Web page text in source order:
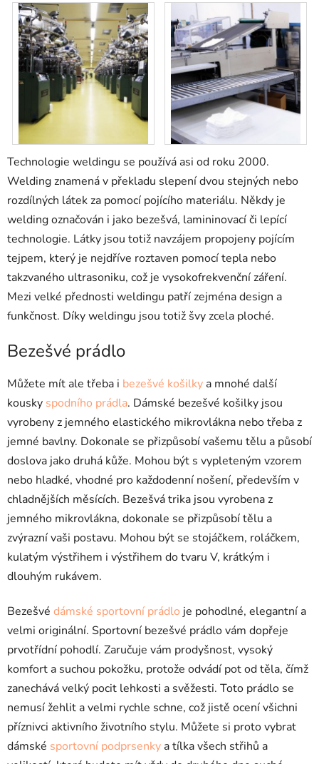
Technologie weldingu se používá asi od roku 2000.
Welding znamená v překladu slepení dvou stejných nebo
rozdílných látek za pomocí pojícího materiálu. Někdy je
welding označován i jako bezešvá, lamininovací či lepící
technologie. Látky jsou totiž navzájem propojeny pojícím
tejpem, který je nejdříve roztaven pomocí tepla nebo
takzvaného ultrasoniku, což je vysokofrekvenční záření.
Mezi velké přednosti weldingu patří zejména design a
funkčnost. Díky weldingu jsou totiž švy zcela ploché.
Bezešvé prádlo
Můžete mít ale třeba i bezešvé košilky a mnohé další
kousky spodního prádla. Dámské bezešvé košilky jsou
vyrobeny z jemného elastického mikrovlákna nebo třeba z
jemné bavlny. Dokonale se přizpůsobí vašemu tělu a působí
doslova jako druhá kůže. Mohou být s vypleteným vzorem
nebo hladké, vhodné pro každodenní nošení, především v
chladnějších měsících. Bezešvá trika jsou vyrobena z
jemného mikrovlákna, dokonale se přizpůsobí tělu a
zvýrazní vaši postavu. Mohou být se stojáčkem, roláčkem,
kulatým výstřihem i výstřihem do tvaru V, krátkým i
dlouhým rukávem.
Bezešvé dámské sportovní prádlo je pohodlné, elegantní a
velmi originální. Sportovní bezešvé prádlo vám dopřeje
prvotřídní pohodlí. Zaručuje vám prodyšnost, vysoký
komfort a suchou pokožku, protože odvádí pot od těla, čímž
zanechává velký pocit lehkosti a svěžesti. Toto prádlo se
nemusí žehlit a velmi rychle schne, což jistě ocení všichni
příznivci aktivního životního stylu. Můžete si proto vybrat
dámské sportovní podprsenky a tílka všech střihů a